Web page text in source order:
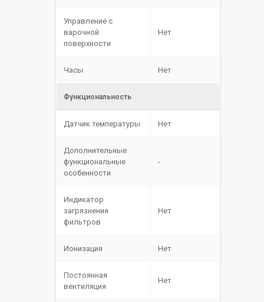
Управление с
варочной
поверхности
Нет
Часы Нет
Функциональность
Датчик температуры Нет
Дополнительные
функциональные
особенности
-
Индикатор
загрязнения
фильтров
Нет
Ионизация Нет
Постоянная
вентиляция
Нет